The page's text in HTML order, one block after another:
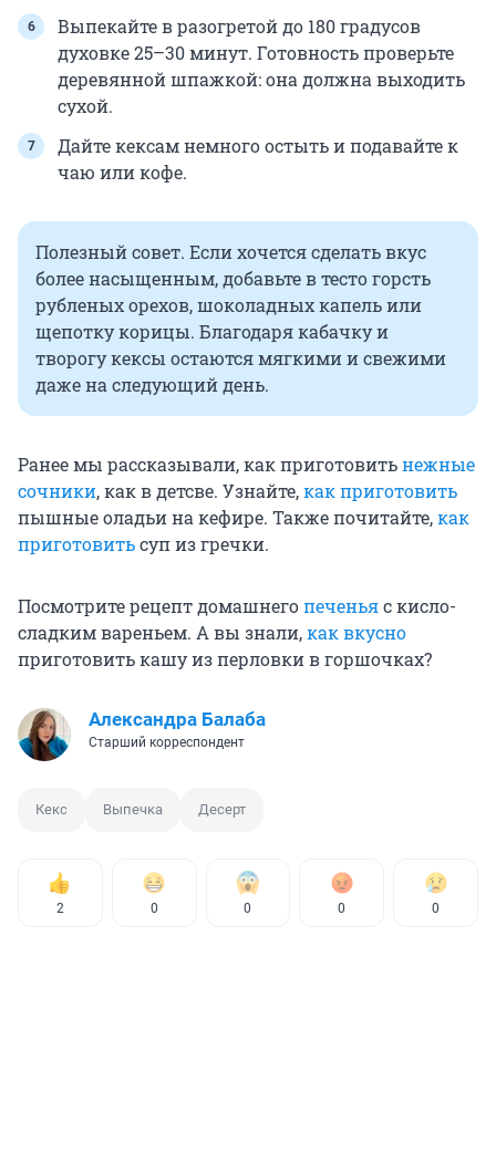
Выпекайте в разогретой до 180 градусов
духовке 25–30 минут. Готовность проверьте
деревянной шпажкой: она должна выходить
сухой.
Дайте кексам немного остыть и подавайте к
чаю или кофе.
Полезный совет. Если хочется сделать вкус
более насыщенным, добавьте в тесто горсть
рубленых орехов, шоколадных капель или
щепотку корицы. Благодаря кабачку и
творогу кексы остаются мягкими и свежими
даже на следующий день.
Ранее мы рассказывали, как приготовитьнежные
сочники, как в детсве. Узнайте,как приготовить
пышные оладьи на кефире. Также почитайте,как
приготовитьсуп из гречки.
Посмотрите рецепт домашнегопеченьяс кисло-
сладким вареньем. А вы знали,как вкусно
приготовить кашу из перловки в горшочках?
Александра Балаба
Старший корреспондент
Кекс Выпечка Десерт
2 0 0 0 0